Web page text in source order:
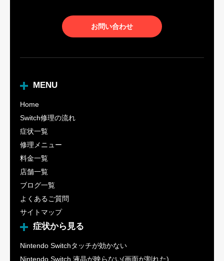
お問い合わせ
MENU
Home
Switch修理の流れ
症状一覧
修理メニュー
料金一覧
店舗一覧
ブログ一覧
よくあるご質問
サイトマップ
症状から見る
Nintendo Switchタッチが効かない
Nintendo Switch 液晶が映らない(画面が割れた)